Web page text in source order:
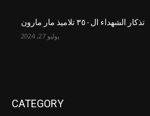
تذكار الشهداء ال٣٥٠ تلاميذ مار مارون
يوليو 27, 2024
CATEGORY